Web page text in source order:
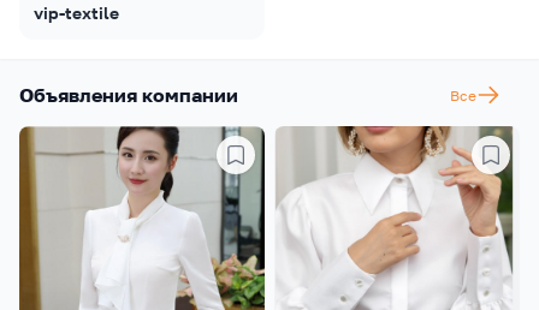
vip-textile
Объявления компании Все